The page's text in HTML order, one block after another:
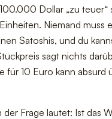
Dollar „zu teuer“
Niemand
Satoshis, und du
sagt nichts
für 10 Euro kann
der Frage lautet: Ist das